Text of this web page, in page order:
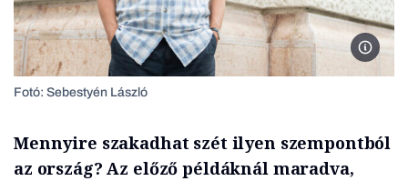
Radó
Fotó: Sebestyén László
Mennyire szakadhat szét ilyen szempontból
az ország? Az előző példáknál maradva,